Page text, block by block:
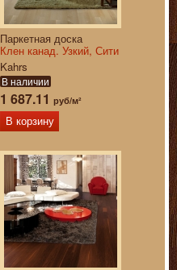
Паркетная доска
Клен канад. Узкий, Сити
Kahrs
В наличии
1 687.11 руб/м²
В корзину